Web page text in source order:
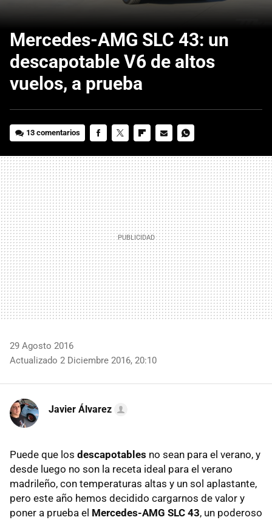
Mercedes-AMG SLC 43: un
descapotable V6 de altos
vuelos, a prueba
13 comentarios
MAIL
29 Agosto 2016
Actualizado 2 Diciembre 2016, 20:10
Javier Álvarez
Puede que los descapotables no sean para el verano, y
desde luego no son la receta ideal para el verano
madrileño, con temperaturas altas y un sol aplastante,
pero este año hemos decidido cargarnos de valor y
poner a prueba el Mercedes-AMG SLC 43, un poderoso